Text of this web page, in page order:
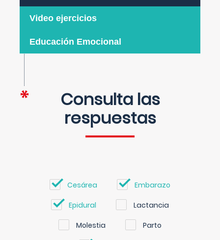
Video ejercicios
Educación Emocional
Consulta las
respuestas
Cesárea Embarazo
Epidural Lactancia
Molestia Parto